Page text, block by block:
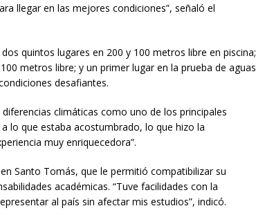
llegar en las mejores condiciones”, señaló el
quintos lugares en 200 y 100 metros libre en piscina;
metros libre; y un primer lugar en la prueba de aguas
desafiantes.
climáticas como uno de los principales
lo que estaba acostumbrado, lo que hizo la
muy enriquecedora”.
Santo Tomás, que le permitió compatibilizar su
académicas. “Tuve facilidades con la
al país sin afectar mis estudios”, indicó.